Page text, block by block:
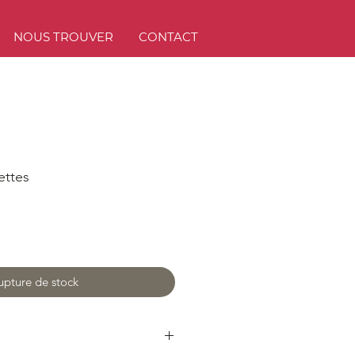
NOUS TROUVER CONTACT
de stock